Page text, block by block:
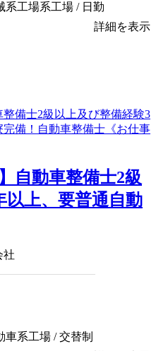
系工場系工場 / 日勤
詳細を表示
自動車整備士2級
以上、要普通自動
社
車系工場 / 交替制